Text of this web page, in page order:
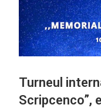
Turneul
Scripcenco”,